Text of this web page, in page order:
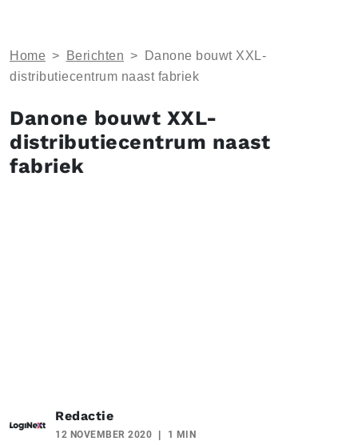
Home > Berichten >
Danone bouwt XXL-
distributiecentrum naast fabriek
Danone bouwt XXL-
distributiecentrum naast
fabriek
Redactie
12 NOVEMBER 2020 1 MIN